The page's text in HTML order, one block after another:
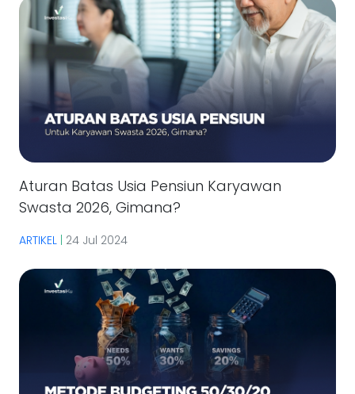
Aturan Batas Usia Pensiun Karyawan
Swasta 2026, Gimana?
ARTIKEL | 24 Jul 2024